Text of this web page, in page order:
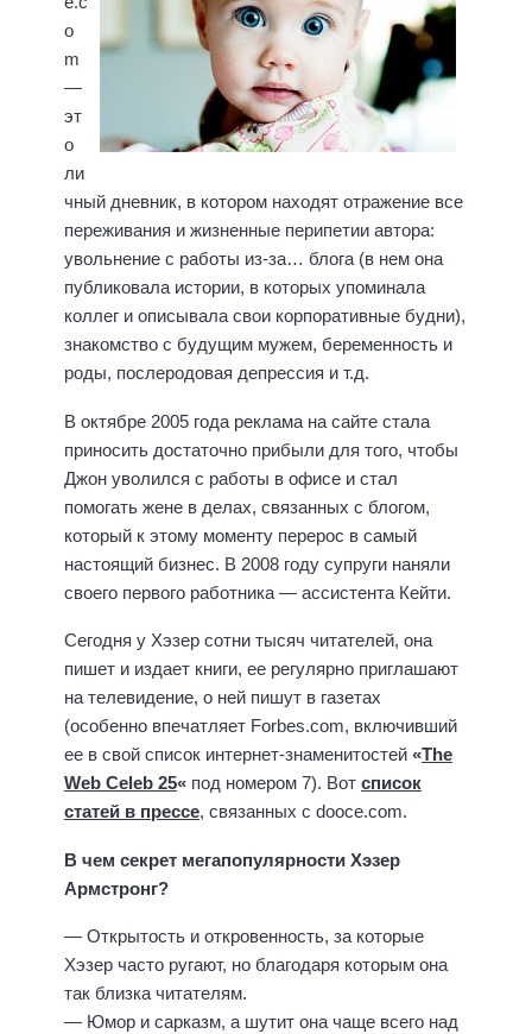
o
m
—
эт
о
ли
чный дневник, в котором находят отражение все
переживания и жизненные перипетии автора:
увольнение с работы из-за… блога (в нем она
публиковала истории, в которых упоминала
коллег и описывала свои корпоративные будни),
знакомство с будущим мужем, беременность и
роды, послеродовая депрессия и т.д.
В октябре 2005 года реклама на сайте стала
приносить достаточно прибыли для того, чтобы
Джон уволился с работы в офисе и стал
помогать жене в делах, связанных с блогом,
который к этому моменту перерос в самый
настоящий бизнес. В 2008 году супруги наняли
своего первого работника — ассистента Кейти.
Сегодня у Хэзер сотни тысяч читателей, она
пишет и издает книги, ее регулярно приглашают
на телевидение, о ней пишут в газетах
(особенно впечатляет Forbes.com, включивший
ее в свой список интернет-знаменитостей «The
Web Celeb 25« под номером 7). Вот список
статей в прессе, связанных с dooce.com.
В чем секрет мегапопулярности Хэзер
Армстронг?
— Открытость и откровенность, за которые
Хэзер часто ругают, но благодаря которым она
так близка читателям.
— Юмор и сарказм, а шутит она чаще всего над